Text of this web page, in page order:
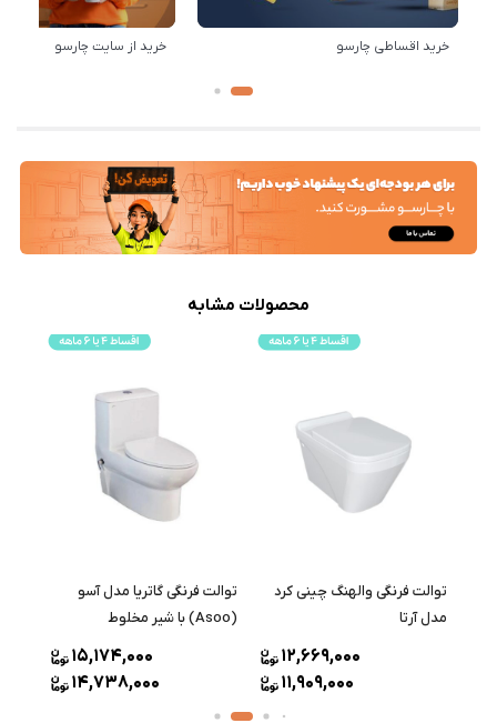
خرید اقساطی چارسو خرید از سایت چارسو
محصولات مشابه
توالت فرنگی والهنگ چینی کرد
مدل آرتا
11,909,000
12,669,000
توالت فرنگی گاتریا مدل آسو
(Asoo) با شیر مخلوط
14,738,000
15,174,000